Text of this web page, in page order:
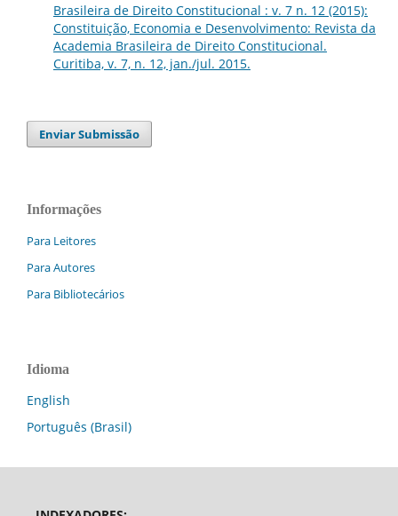
Brasileira de Direito Constitucional : v. 7 n. 12 (2015):
Constituição, Economia e Desenvolvimento: Revista da
Academia Brasileira de Direito Constitucional.
Curitiba, v. 7, n. 12, jan./jul. 2015.
Enviar Submissão
Informações
Para Leitores
Para Autores
Para Bibliotecários
Idioma
English
Português (Brasil)